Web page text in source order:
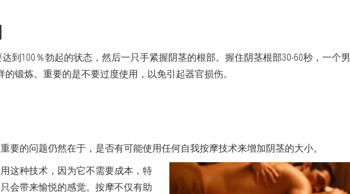
到100％勃起的状态，然后一只手紧握阴茎的根部。握住阴茎根部30-60秒，一个男
的锻炼。重要的是不要过度使用，以免引起器官损伤。
要的问题仍然在于，是否有可能使用任何自我按摩技术来增加阴茎的大小。
这种技术，因为它不需要成本，特
会带来愉悦的感觉。按摩不仅有助